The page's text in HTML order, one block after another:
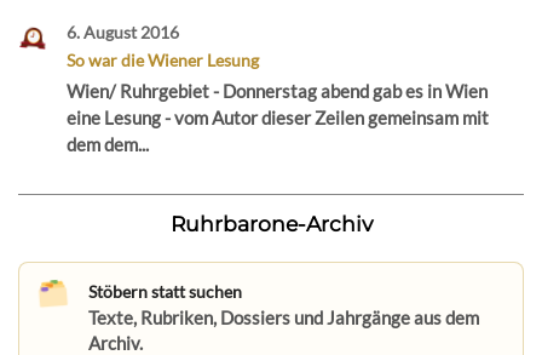
6. August 2016
So war die Wiener Lesung
Wien/ Ruhrgebiet - Donnerstag abend gab es in Wien
eine Lesung - vom Autor dieser Zeilen gemeinsam mit
dem dem...
Ruhrbarone-Archiv
Stöbern statt suchen
Texte, Rubriken, Dossiers und Jahrgänge aus dem
Archiv.